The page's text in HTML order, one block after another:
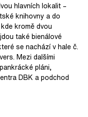
hlavních lokalit –
knihovny a do
kromě dvou
také bienálové
se nachází v hale č.
Mezi dalšími
pláni,
DBK a podchod